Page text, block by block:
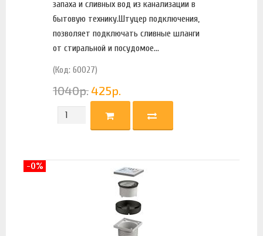
запаха и сливных вод из канализации в
бытовую технику.Штуцер подключения,
позволяет подключать сливные шланги
от стиральной и посудомое...
(Код: 60027)
1040р.425р.
-0%